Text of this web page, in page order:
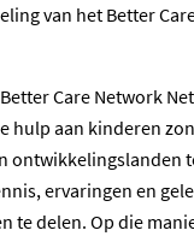
van het Better
Care Network
hulp aan kinderen
ontwikkelingslanden
ervaringen en
te delen. Op die